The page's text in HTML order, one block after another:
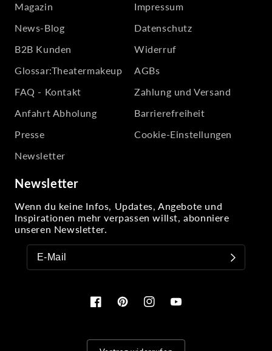
Magazin
News-Blog
B2B Kunden
Glossar:Theatermakeup
FAQ - Kontakt
Anfahrt Abholung
Presse
Newsletter
Impressum
Datenschutz
Widerruf
AGBs
Zahlung und Versand
Barrierefreiheit
Cookie-Einstellungen
Newsletter
Wenn du keine Infos, Updates, Angebote und
Inspirationen mehr verpassen willst, abonniere
unseren Newsletter.
FacebookPinterestInstagramYouTube